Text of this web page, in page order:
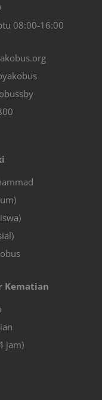
08:00-16:00
Kematian
jam)